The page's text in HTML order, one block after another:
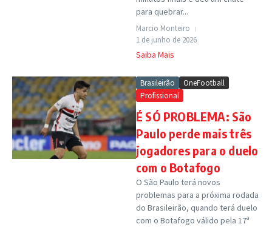
para quebrar...
Marcio Monteiro
1 de junho de 2026
Saiba Mais
Brasileirão
OneFootball
Profissional
É SÓ PROBLEMA: São
Paulo perde mais três
jogadores para o duelo
com o Botafogo
O São Paulo terá novos
problemas para a próxima rodada
do Brasileirão, quando terá duelo
com o Botafogo válido pela 17ª